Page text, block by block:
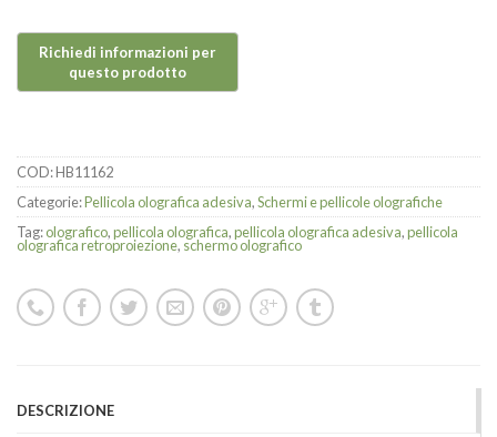
COD:HB11162
Categorie:Pellicola olografica adesiva,Schermi e pellicole olografiche
Tag:olografico,pellicola olografica,pellicola olografica adesiva,pellicola
olografica retroproiezione, schermo olografico
DESCRIZIONE